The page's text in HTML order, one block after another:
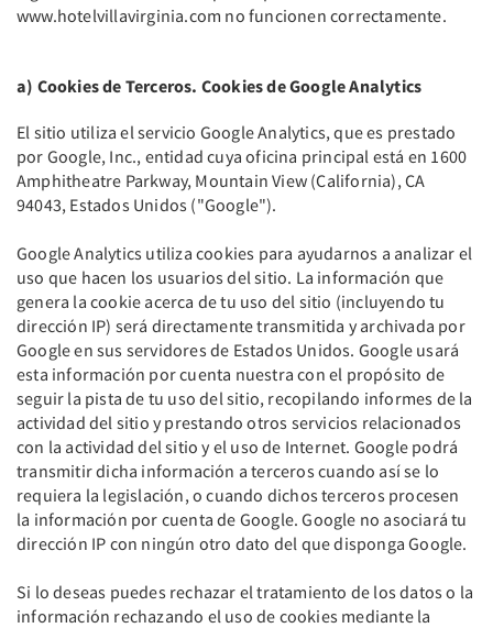
www.hotelvillavirginia.com no funcionen correctamente.
a) Cookies de Terceros. Cookies de Google Analytics
El sitio utiliza el servicio Google Analytics, que es prestado
por Google, Inc., entidad cuya oficina principal está en 1600
Amphitheatre Parkway, Mountain View (California), CA
94043, Estados Unidos ("Google").
Google Analytics utiliza cookies para ayudarnos a analizar el
uso que hacen los usuarios del sitio. La información que
genera la cookie acerca de tu uso del sitio (incluyendo tu
dirección IP) será directamente transmitida y archivada por
Google en sus servidores de Estados Unidos. Google usará
esta información por cuenta nuestra con el propósito de
seguir la pista de tu uso del sitio, recopilando informes de la
actividad del sitio y prestando otros servicios relacionados
con la actividad del sitio y el uso de Internet. Google podrá
transmitir dicha información a terceros cuando así se lo
requiera la legislación, o cuando dichos terceros procesen
la información por cuenta de Google. Google no asociará tu
dirección IP con ningún otro dato del que disponga Google.
Si lo deseas puedes rechazar el tratamiento de los datos o la
información rechazando el uso de cookies mediante la